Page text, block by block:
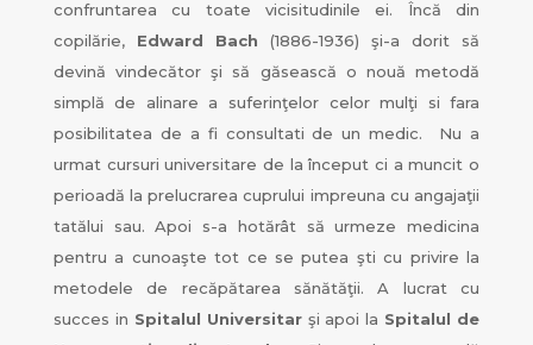
confruntarea cu toate vicisitudinile ei. Încă din
copilărie, Edward Bach (1886-1936) şi-a dorit să
devină vindecător şi să găsească o nouă metodă
simplă de alinare a suferinţelor celor mulţi si fara
posibilitatea de a fi consultati de un medic. Nu a
urmat cursuri universitare de la început ci a muncit o
perioadă la prelucrarea cuprului impreuna cu angajaţii
tatălui sau. Apoi s-a hotărât să urmeze medicina
pentru a cunoaşte tot ce se putea şti cu privire la
metodele de recăpătarea sănătăţii. A lucrat cu
succes in Spitalul Universitarşi apoi la Spitalul de